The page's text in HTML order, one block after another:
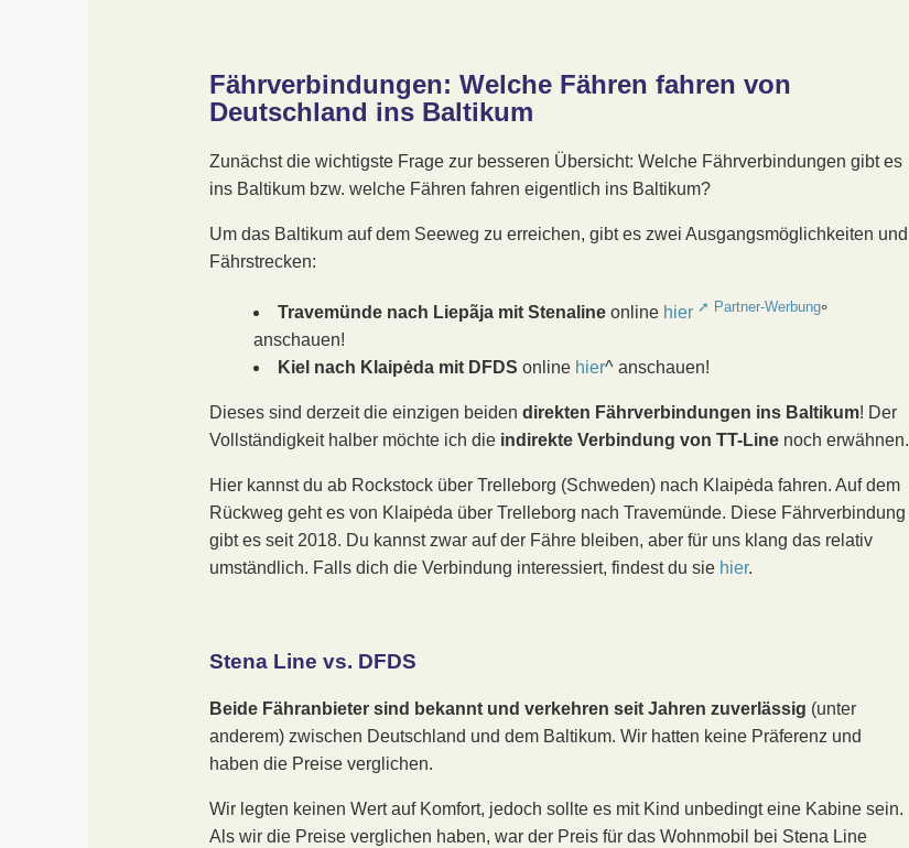
Fährverbindungen: Welche Fähren fahren von
Deutschland ins Baltikum
Zunächst die wichtigste Frage zur besseren Übersicht: Welche Fährverbindungen gibt es
ins Baltikum bzw. welche Fähren fahren eigentlich ins Baltikum?
Um das Baltikum auf dem Seeweg zu erreichen, gibt es zwei Ausgangsmöglichkeiten und
Fährstrecken:
Travemünde nach Liepãja mit Stenaline online hier
°
anschauen!
Kiel nach Klaipėda mit DFDS online hier^ anschauen!
Dieses sind derzeit die einzigen beiden direkten Fährverbindungen ins Baltikum! Der
Vollständigkeit halber möchte ich die indirekte Verbindung von TT-Line noch erwähnen.
Hier kannst du ab Rockstock über Trelleborg (Schweden) nach Klaipėda fahren. Auf dem
Rückweg geht es von Klaipėda über Trelleborg nach Travemünde. Diese Fährverbindung
gibt es seit 2018. Du kannst zwar auf der Fähre bleiben, aber für uns klang das relativ
umständlich. Falls dich die Verbindung interessiert, findest du sie hier.
Stena Line vs. DFDS
Beide Fähranbieter sind bekannt und verkehren seit Jahren zuverlässig (unter
anderem) zwischen Deutschland und dem Baltikum. Wir hatten keine Präferenz und
haben die Preise verglichen.
Wir legten keinen Wert auf Komfort, jedoch sollte es mit Kind unbedingt eine Kabine sein.
Als wir die Preise verglichen haben, war der Preis für das Wohnmobil bei Stena Line